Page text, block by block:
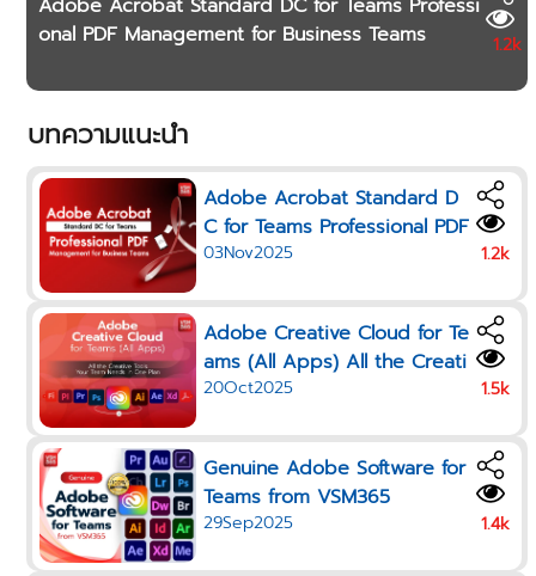
Adobe Acrobat Standard DC for Teams Professi
onal PDF Management for Business Teams
1.2k
บทความแนะนำ
Adobe Acrobat Standard D
C for Teams Professional PDF
Management for Business Te
03Nov2025 1.2k
Adobe Creative Cloud for Te
ams (All Apps) All the Creati
ve Tools Your Team Needs i
20Oct2025 1.5k
Genuine Adobe Software for
Teams from VSM365
29Sep2025 1.4k